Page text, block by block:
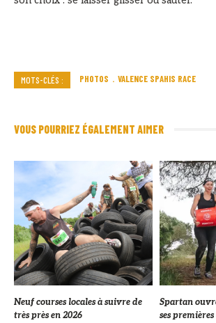
MOTS-CLÉS : PHOTOS VALENCE SPAHIS RACE
VOUS POURRIEZ ÉGALEMENT AIMER
Neuf courses locales à suivre de
très près en 2026
Spartan
ses